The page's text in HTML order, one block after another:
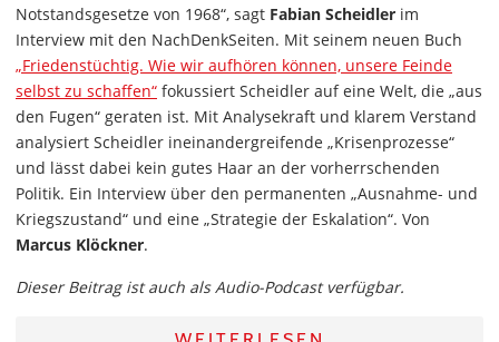
Notstandsgesetze von 1968“, sagt Fabian Scheidler im
Interview mit den NachDenkSeiten. Mit seinem neuen Buch
„Friedenstüchtig. Wie wir aufhören können, unsere Feinde
selbst zu schaffen“ fokussiert Scheidler auf eine Welt, die „aus
den Fugen“ geraten ist. Mit Analysekraft und klarem Verstand
analysiert Scheidler ineinandergreifende „Krisenprozesse“
und lässt dabei kein gutes Haar an der vorherrschenden
Politik. Ein Interview über den permanenten „Ausnahme- und
Kriegszustand“ und eine „Strategie der Eskalation“. Von
Marcus Klöckner.
Dieser Beitrag ist auch als Audio-Podcast verfügbar.